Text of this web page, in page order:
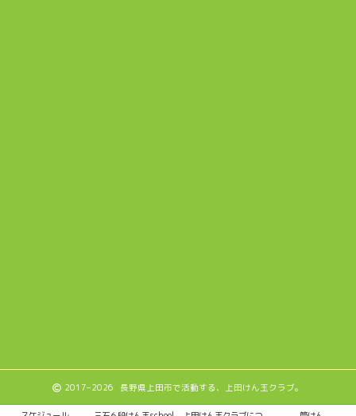
2017–2026 長野県上田市で活動する、上田けん玉クラブ。